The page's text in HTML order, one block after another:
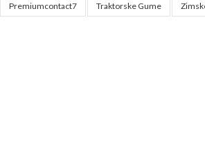
Premiumcontact7 Traktorske Gume